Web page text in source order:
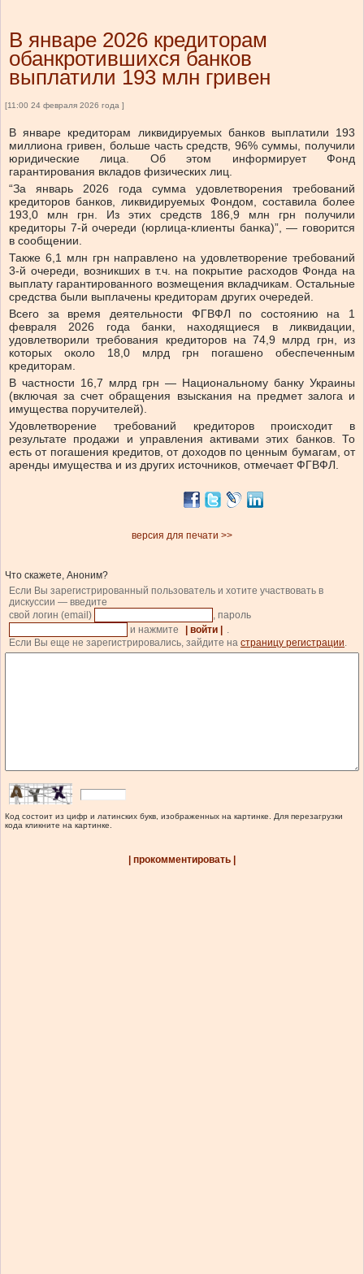
В январе 2026 кредиторам
обанкротившихся банков
выплатили 193 млн гривен
[11:00 24 февраля 2026 года ]
В январе кредиторам ликвидируемых банков выплатили 193
миллиона гривен, больше часть средств, 96% суммы, получили
юридические лица.
Об этом информирует
Фонд
гарантирования вкладов физических лиц.
“За январь 2026 года сумма удовлетворения требований
кредиторов банков, ликвидируемых Фондом, составила более
193,0 млн грн. Из этих средств 186,9 млн грн получили
кредиторы 7-й очереди (юрлица-клиенты банка)”, — говорится
в сообщении.
Также 6,1 млн грн направлено на удовлетворение требований
3-й очереди, возникших в т.ч. на покрытие расходов Фонда на
выплату гарантированного возмещения вкладчикам. Остальные
средства были выплачены кредиторам других очередей.
Всего за время деятельности ФГВФЛ по состоянию на 1
февраля 2026 года банки, находящиеся в ликвидации,
удовлетворили требования кредиторов на 74,9 млрд грн, из
которых около 18,0 млрд грн погашено обеспеченным
кредиторам.
В частности 16,7 млрд грн — Национальному банку Украины
(включая за счет обращения взыскания на предмет залога и
имущества поручителей).
Удовлетворение требований кредиторов происходит в
результате продажи и управления активами этих банков. То
есть от погашения кредитов, от доходов по ценным бумагам, от
аренды имущества и из других источников, отмечает ФГВФЛ.
версия для печати >>
Что скажете, Аноним?
Если Вы зарегистрированный пользователь и хотите участвовать в
дискуссии — введите
свой логин (email)
, пароль
и нажмите
| войти |
.
Если Вы еще не зарегистрировались, зайдите на страницу регистрации.
Код состоит из цифр и латинских букв, изображенных на картинке. Для перезагрузки
кода кликните на картинке.
| прокомментировать |